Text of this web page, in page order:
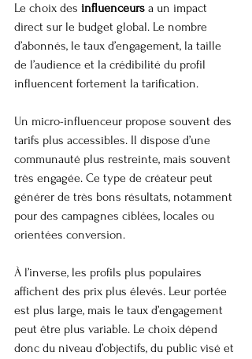
Le choix des influenceurs a un impact
direct sur le budget global. Le nombre
d’abonnés, le taux d’engagement, la taille
de l’audience et la crédibilité du profil
influencent fortement la tarification.
Un micro-influenceur propose souvent des
tarifs plus accessibles. Il dispose d’une
communauté plus restreinte, mais souvent
très engagée. Ce type de créateur peut
générer de très bons résultats, notamment
pour des campagnes ciblées, locales ou
orientées conversion.
À l’inverse, les profils plus populaires
affichent des prix plus élevés. Leur portée
est plus large, mais le taux d’engagement
peut être plus variable. Le choix dépend
donc du niveau d’objectifs, du public visé et